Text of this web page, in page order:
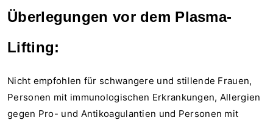
Überlegungen vor dem Plasma-
Lifting:
Nicht empfohlen für schwangere und stillende Frauen,
Personen mit immunologischen Erkrankungen, Allergien
gegen Pro- und Antikoagulantien und Personen mit